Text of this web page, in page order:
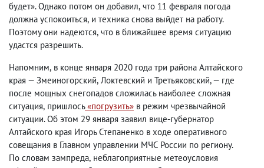
будет». Однако потом он добавил, что 11 февраля погода
должна успокоиться, и техника снова выйдет на работу.
Поэтому они надеются, что в ближайшее время ситуацию
удастся разрешить.
Напомним, в конце января 2020 года три района Алтайского
края — Змеиногорский, Локтевский и Третьяковский, — где
после мощных снегопадов сложилась наиболее сложная
ситуация, пришлось«погрузить» в режим чрезвычайной
ситуации. Об этом 29 января заявил вице-губернатор
Алтайского края Игорь Степаненко в ходе оперативного
совещания в Главном управлении МЧС России по региону.
По словам зампреда, неблагоприятные метеоусловия